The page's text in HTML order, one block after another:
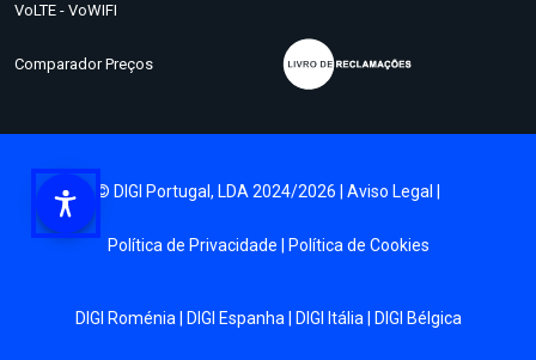
VoLTE - VoWIFI
Comparador Preços
© DIGI Portugal, LDA 2024/2026 | Aviso Legal
Política de Privacidade Política de Cookies
DIGI Roménia DIGI Espanha DIGI Itália DIGI Bélgica